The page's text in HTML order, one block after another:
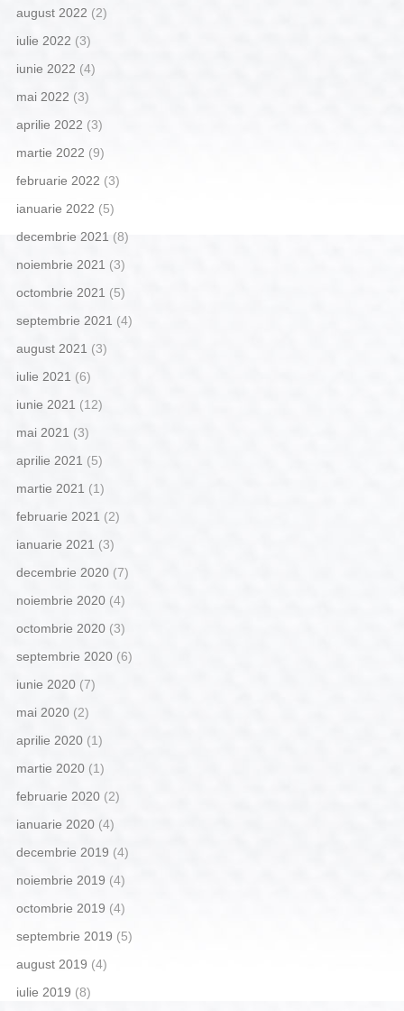
august 2022 (2)
iulie 2022 (3)
iunie 2022 (4)
mai 2022 (3)
aprilie 2022 (3)
martie 2022 (9)
februarie 2022 (3)
ianuarie 2022 (5)
decembrie 2021 (8)
noiembrie 2021 (3)
octombrie 2021 (5)
septembrie 2021 (4)
august 2021 (3)
iulie 2021 (6)
iunie 2021 (12)
mai 2021 (3)
aprilie 2021 (5)
martie 2021 (1)
februarie 2021 (2)
ianuarie 2021 (3)
decembrie 2020(7)
noiembrie 2020(4)
octombrie 2020(3)
septembrie 2020(6)
iunie 2020(7)
mai 2020(2)
aprilie 2020(1)
martie 2020(1)
februarie 2020(2)
ianuarie 2020(4)
decembrie 2019 (4)
noiembrie 2019 (4)
octombrie 2019 (4)
septembrie 2019 (5)
august 2019 (4)
iulie 2019 (8)